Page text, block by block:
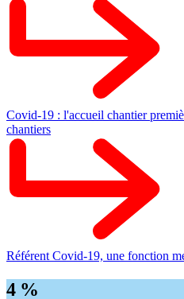
Covid-19 : l'accueil chantier
chantiers
Référent Covid-19, une fonction
4 %